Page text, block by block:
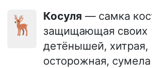
🦌 Косуля — самка
защищающая своих
детёнышей, хитрая,
осторожная,